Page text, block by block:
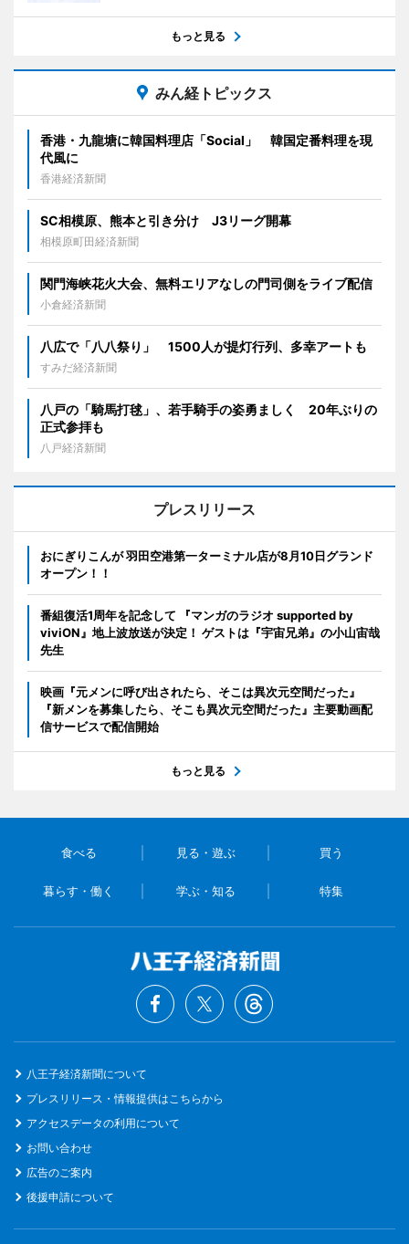
もっと見る
みん経トピックス
香港・九龍塘に韓国料理店「Social」 韓国定番料理を現
代風に
香港経済新聞
SC相模原、熊本と引き分け J3リーグ開幕
相模原町田経済新聞
関門海峡花火大会、無料エリアなしの門司側をライブ配信
小倉経済新聞
八広で「八八祭り」 1500人が提灯行列、多幸アートも
すみだ経済新聞
八戸の「騎馬打毬」、若手騎手の姿勇ましく 20年ぶりの
正式参拝も
八戸経済新聞
プレスリリース
おにぎりこんが 羽田空港第一ターミナル店が8月10日グランド
オープン！！
番組復活1周年を記念して 『マンガのラジオ supported by
viviON』地上波放送が決定！ ゲストは『宇宙兄弟』の小山宙哉
先生
映画『元メンに呼び出されたら、そこは異次元空間だった』
『新メンを募集したら、そこも異次元空間だった』主要動画配
信サービスで配信開始
もっと見る
食べる 見る・遊ぶ 買う
暮らす・働く 学ぶ・知る 特集
八王子経済新聞について
プレスリリース・情報提供はこちらから
アクセスデータの利用について
お問い合わせ
広告のご案内
後援申請について